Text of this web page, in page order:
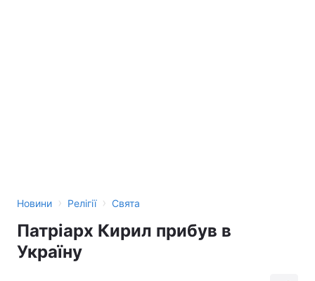
Новини › Релігії › Свята
Патріарх Кирил прибув в
Україну